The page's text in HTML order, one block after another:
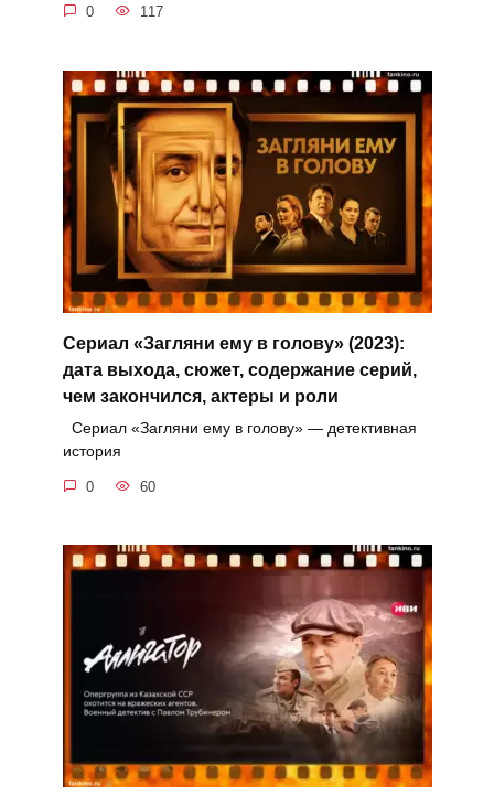
0 117
Сериал «Загляни ему в голову» (2023):
дата выхода, сюжет, содержание серий,
чем закончился, актеры и роли
Сериал «Загляни ему в голову» — детективная
история
0 60